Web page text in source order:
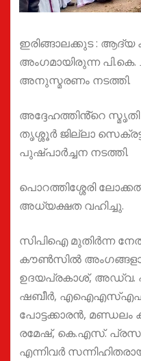
ഇരിങ്ങാലക്കുട : ആദ്യ
അംഗമായിരുന്ന പി.കെ.
അനുസ്മരണം നടത്തി.
അദ്ദേഹത്തിൻ്റെ
തൃശ്ശൂർ ജില്ലാ
പുഷ്പാർച്ചന നടത്തി.
പൊറത്തിശ്ശേരി
അധ്യക്ഷത വഹിച്ചു.
സിപിഐ മുതിർന്ന
കൗൺസിൽ
ഉദയപ്രകാശ്, അഡ്വ.
ഷബീർ, എഐഎസ്എഫ്
പോട്ടക്കാരൻ, മണ്ഡലം
രമേഷ്, കെ.എസ്.
എന്നിവർ